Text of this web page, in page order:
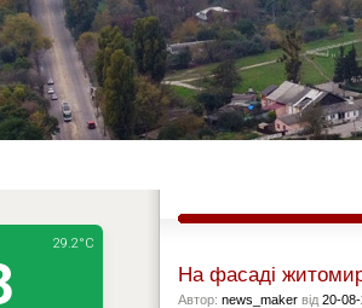
На фасаді
Автор: news_maker від 20-